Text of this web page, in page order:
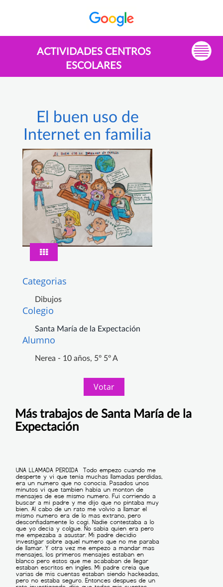
ACTIVIDADES CENTROS
ESCOLARES
El buen uso de
Internet en familia
Categorias
Dibujos
Colegio
Santa María de la Expectación
Alumno
Nerea - 10 años, 5º 5º A
Votar
Más trabajos de Santa María de la
Expectación